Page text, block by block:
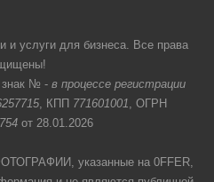
и услуги для бизнеса. Все права
знак № - в процессе регистрации
, КПП 771601001, ОГРН
от 28.01.2026
указанные на 0FFER,